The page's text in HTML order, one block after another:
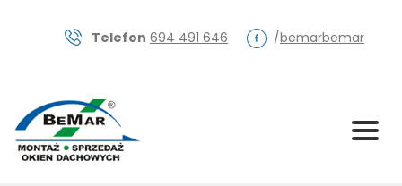
Telefon 694 491 646 /bemarbemar